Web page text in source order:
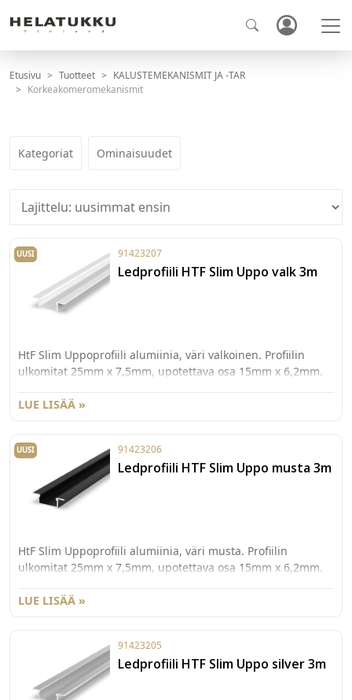
Etusivu Tuotteet
KALUSTEMEKANISMIT JA -TAR
Korkeakomeromekanismit
Kategoriat Ominaisuudet
UUSI 91423207
Ledprofiili HTF Slim Uppo valk 3m
HtF Slim Uppoprofiili alumiinia, väri valkoinen. Profiilin
ulkomitat 25mm x 7,5mm, upotettava osa 15mm x 6,2mm.
LUE LISÄÄ »
UUSI 91423206
Ledprofiili HTF Slim Uppo musta 3m
HtF Slim Uppoprofiili alumiinia, väri musta. Profiilin
ulkomitat 25mm x 7,5mm, upotettava osa 15mm x 6,2mm.
LUE LISÄÄ »
91423205
Ledprofiili HTF Slim Uppo silver 3m